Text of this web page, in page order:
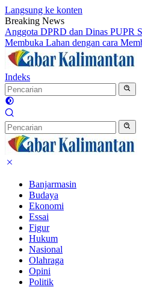
Langsung ke konten
Breaking News
Anggota DPRD dan Dinas PUPR
Membuka Lahan dengan cara
Indeks
Banjarmasin
Budaya
Ekonomi
Essai
Figur
Hukum
Nasional
Olahraga
Opini
Politik